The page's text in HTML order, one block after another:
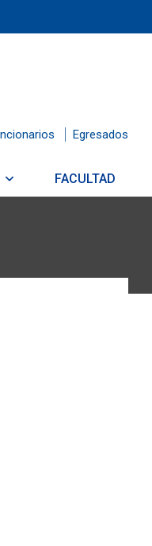
Egresados
FACULTAD